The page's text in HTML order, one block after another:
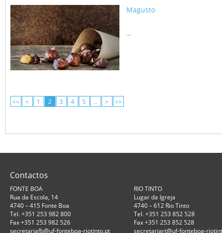
Magusto
...
<< < 1 2 3 4 5 .. > >>
Contactos
FONTE BOA
Rua da Escola, 14
4740 – 415 Fonte Boa
Tel. +351 253 982 800
Fax +351 253 982 526
secretariafb@uf-fonteboa-riotinto.pt
RIO TINTO
Lugar da Igreja
4740 – 612 Rio Tinto
Tel. +351 253 852 528
Fax +351 253 852 528
secretariart@uf-fonteboa-